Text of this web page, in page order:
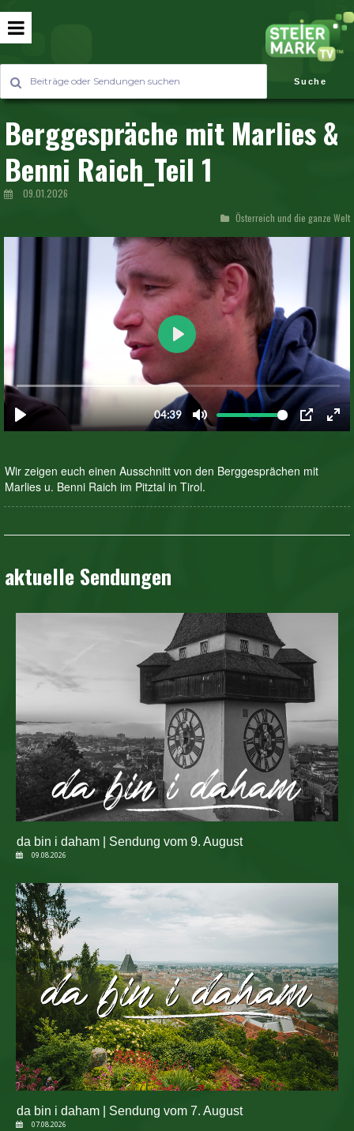
Suche
Berggespräche mit Marlies &
Benni Raich_Teil 1
09.01.2026
Österreich und die ganze Welt
Wir zeigen euch einen Ausschnitt von den Berggesprächen mit
Marlies u. Benni Raich im Pitztal in Tirol.
aktuelle Sendungen
da bin i daham | Sendung vom 9. August
09.08.2026
da bin i daham | Sendung vom 7. August
07.08.2026